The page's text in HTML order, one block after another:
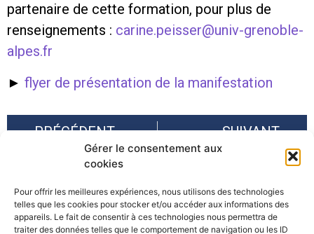
Gérer le consentement aux
cookies
Pour offrir les meilleures expériences, nous utilisons des technologies
telles que les cookies pour stocker et/ou accéder aux informations des
appareils. Le fait de consentir à ces technologies nous permettra de
traiter des données telles que le comportement de navigation ou les ID
partenaire de cette formation, pour plus de
renseignements : carine.peisser@univ-grenoble-
alpes.fr
► flyer de présentation de la manifestation
PRÉCÉDENT
Offres d’emploi AFPCNT – Pourvu
SUIVANT